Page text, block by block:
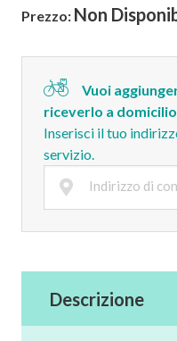
Prezzo: Non
Vuoi
riceverlo a
Inserisci il tuo
servizio.
Descrizione